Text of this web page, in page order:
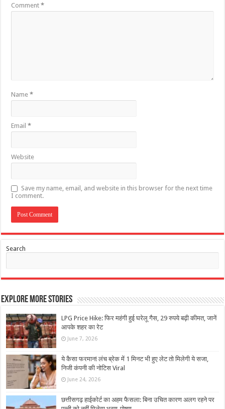
Comment*
Name*
Email*
Website
Save my name, email, and website in this browser for the next time
I comment.
Search
Explore More Stories
LPG Price Hike: फिर महंगी हुई घरेलू गैस, 29 रुपये बढ़ी कीमत, जानें
आपके शहर का रेट
June 7, 2026
ये कैसा फरमान! लंच ब्रेक में 1 मिनट भी हुए लेट तो मिलेगी ये सजा,
निजी कंपनी की नोटिस Viral
June 24, 2026
छत्तीसगढ़ हाईकोर्ट का अहम फैसला: बिना उचित कारण अलग रहने पर